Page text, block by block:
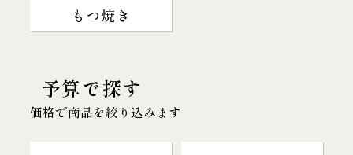
もつ焼き
予算で探す
価格で商品を絞り込みます